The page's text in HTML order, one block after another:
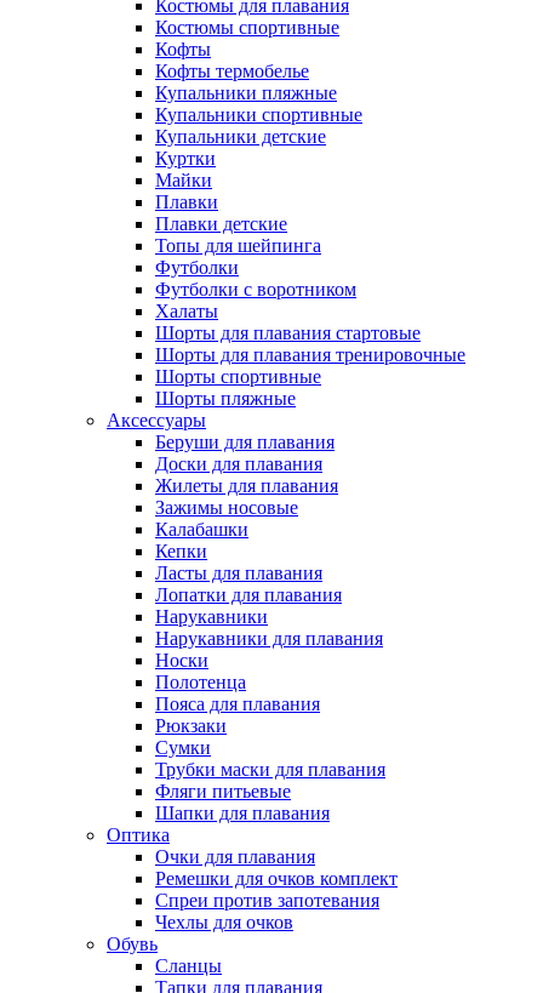
Костюмы для плавания
Костюмы спортивные
Кофты
Кофты термобелье
Купальники пляжные
Купальники спортивные
Купальники детские
Куртки
Майки
Плавки
Плавки детские
Топы для шейпинга
Футболки
Футболки с воротником
Халаты
Шорты для плавания стартовые
Шорты для плавания тренировочные
Шорты спортивные
Шорты пляжные
Аксессуары
Беруши для плавания
Доски для плавания
Жилеты для плавания
Зажимы носовые
Калабашки
Кепки
Ласты для плавания
Лопатки для плавания
Нарукавники
Нарукавники для плавания
Носки
Полотенца
Пояса для плавания
Рюкзаки
Сумки
Трубки маски для плавания
Фляги питьевые
Шапки для плавания
Оптика
Очки для плавания
Ремешки для очков комплект
Спреи против запотевания
Чехлы для очков
Обувь
Сланцы
Тапки для плавания